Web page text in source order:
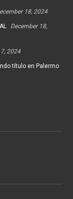
18, 2024
December 18,
2024
título en Palermo